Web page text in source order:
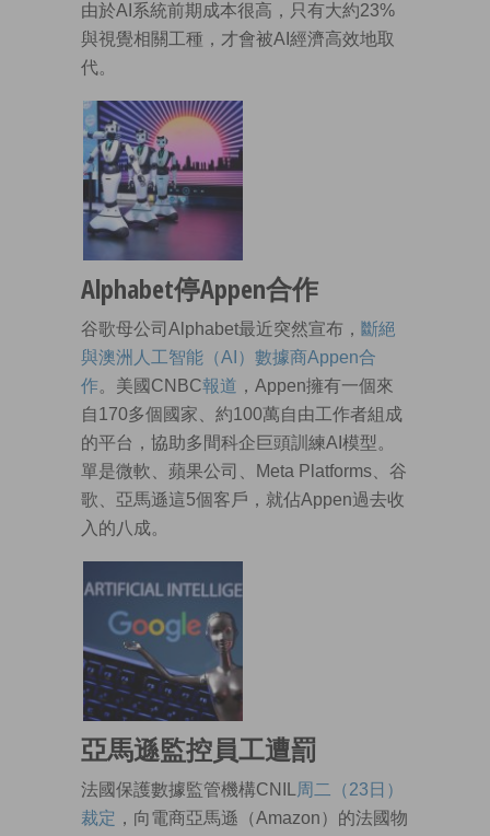
由於AI系統前期成本很高，只有大約23%
與視覺相關工種，才會被AI經濟高效地取
代。
Alphabet停Appen合作
谷歌母公司Alphabet最近突然宣布， 斷絕
與澳洲人工智能（AI）數據商Appen合
作。美國CNBC報道 ，Appen擁有一個來
自170多個國家、約100萬自由工作者組成
的平台，協助多間科企巨頭訓練AI模型。
單是微軟、蘋果公司、Meta Platforms、谷
歌、亞馬遜這5個客戶，就佔Appen過去收
入的八成。
亞馬遜監控員工遭罰
法國保護數據監管機構CNIL
周二（23日）
裁定 ，向電商亞馬遜（Amazon）的法國物